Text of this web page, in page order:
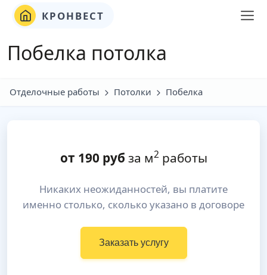
КРОНВЕСТ
Побелка потолка
Отделочные работы Потолки Побелка
от 190руб за м2работы
Никаких неожиданностей, вы платите
именно столько, сколько указано в договоре
Заказать услугу